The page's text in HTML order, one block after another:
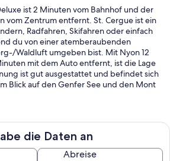
ist 2 Minuten vom Bahnhof und der
vom Zentrum entfernt. St. Cergue ist ein
Radfahren, Skifahren oder einfach
du von einer atemberaubenden
Waldluft umgeben bist. Mit Nyon 12
mit dem Auto entfernt, ist die Lage
ist gut ausgestattet und befindet sich
Blick auf den Genfer See und den Mont
die Daten an
Abreise